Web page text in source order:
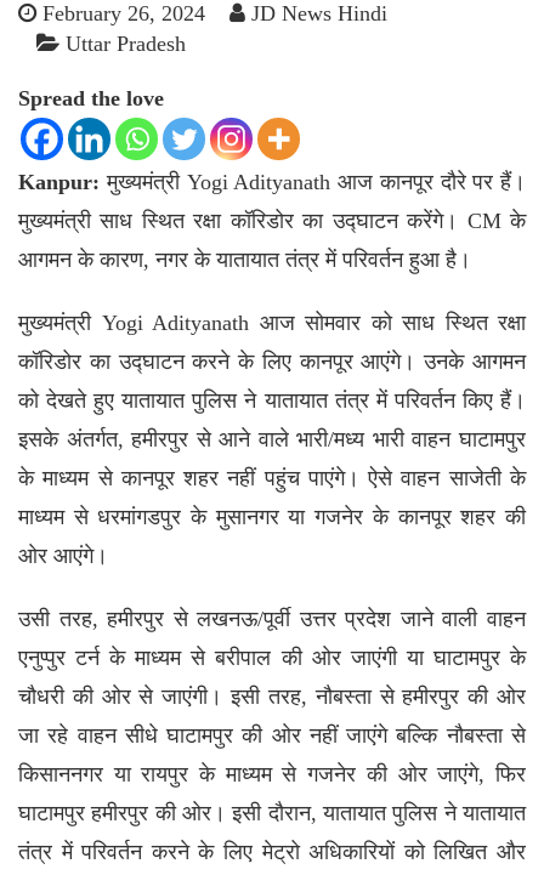
February 26, 2024
JD News Hindi
Uttar Pradesh
Spread the love
Kanpur: मुख्यमंत्री Yogi Adityanath आज कानपूर दौरे पर हैं।
मुख्यमंत्री साध स्थित रक्षा कॉरिडोर का उद्घाटन करेंगे। CM के
आगमन के कारण, नगर के यातायात तंत्र में परिवर्तन हुआ है।
मुख्यमंत्री Yogi Adityanath आज सोमवार को साध स्थित रक्षा
कॉरिडोर का उद्घाटन करने के लिए कानपूर आएंगे। उनके आगमन
को देखते हुए यातायात पुलिस ने यातायात तंत्र में परिवर्तन किए हैं।
इसके अंतर्गत, हमीरपुर से आने वाले भारी/मध्य भारी वाहन घाटामपुर
के माध्यम से कानपूर शहर नहीं पहुंच पाएंगे। ऐसे वाहन साजेती के
माध्यम से धरमांगडपुर के मुसानगर या गजनेर के कानपूर शहर की
ओर आएंगे।
उसी तरह, हमीरपुर से लखनऊ/पूर्वी उत्तर प्रदेश जाने वाली वाहन
एनुप्पुर टर्न के माध्यम से बरीपाल की ओर जाएंगी या घाटामपुर के
चौधरी की ओर से जाएंगी। इसी तरह, नौबस्ता से हमीरपुर की ओर
जा रहे वाहन सीधे घाटामपुर की ओर नहीं जाएंगे बल्कि नौबस्ता से
किसाननगर या रायपुर के माध्यम से गजनेर की ओर जाएंगे, फिर
घाटामपुर हमीरपुर की ओर। इसी दौरान, यातायात पुलिस ने यातायात
तंत्र में परिवर्तन करने के लिए मेट्रो अधिकारियों को लिखित और